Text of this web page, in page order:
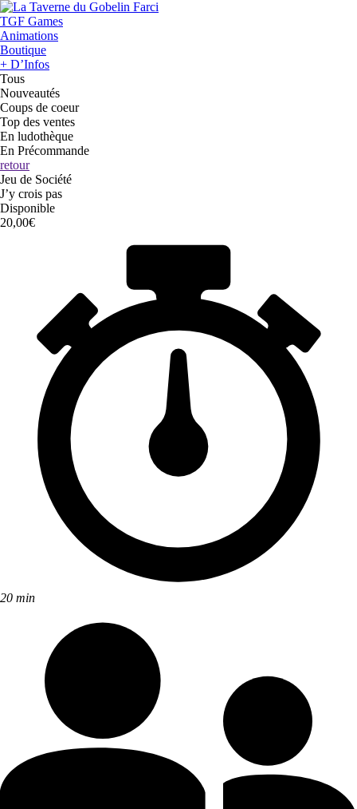
TGF Games
Animations
Boutique
+ D’Infos
Tous
Nouveautés
Coups de coeur
Top des ventes
En ludothèque
En Précommande
retour
Jeu de Société
J’y crois pas
Disponible
20,00€
20 min